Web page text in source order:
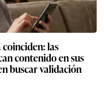
las
contenido en sus
buscar validación